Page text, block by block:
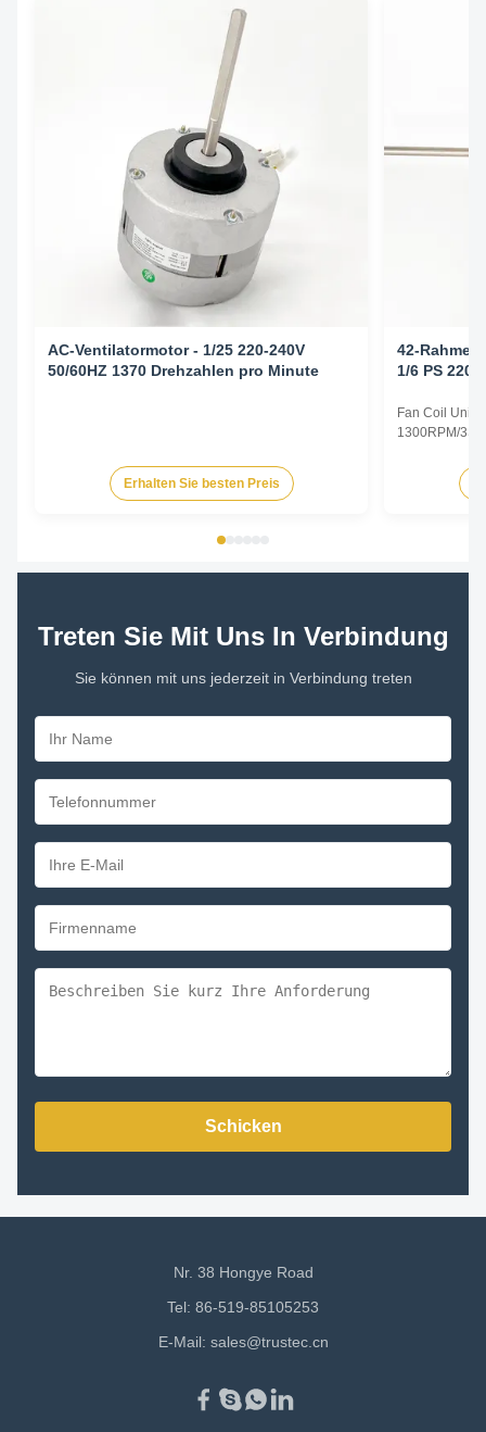
AC-Ventilatormotor - 1/25 220-240V
50/60HZ 1370 Drehzahlen pro Minute
Erhalten Sie besten Preis
42-
1/6 PS 220-
Fan Coil Unit
1300RPM/
Type
TEAO
Treten Sie Mit Uns In Verbindung
Sie können mit uns jederzeit in Verbindung treten
Schicken
Nr. 38 Hongye Road
Tel: 86-519-85105253
E-Mail: sales@trustec.cn